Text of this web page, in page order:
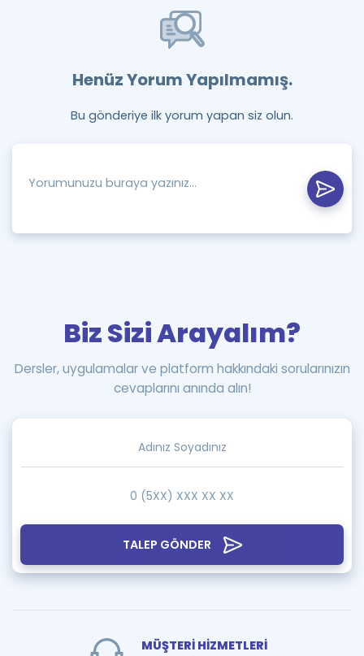
Henüz Yorum Yapılmamış.
Bu gönderiye ilk yorum yapan siz olun.
TALEP GÖNDER
Biz Sizi Arayalım?
Dersler, uygulamalar ve platform hakkındaki sorularınızın
cevaplarını anında alın!
MÜŞTERİ HİZMETLERİ